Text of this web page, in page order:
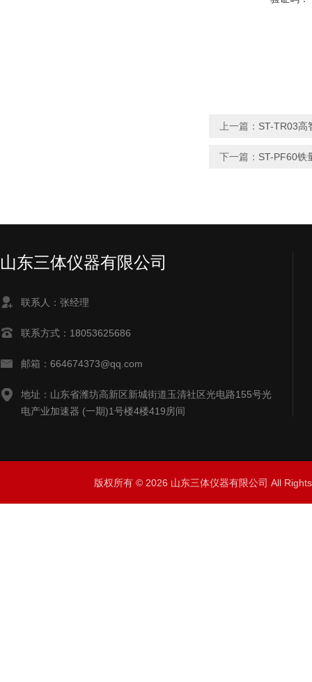
上一篇： ST-TR03高
下一篇： ST-PF60铁
山东三体仪器有限公司
联系人：张经理
联系方式：18053625686
邮箱：664674373@qq.com
地址：山东省潍坊高新区新城街道玉清社区光电路155号光
电产业加速器 (一期)1号楼4楼419房间
版权所有 © 2026 山东三体仪器有限公司 All